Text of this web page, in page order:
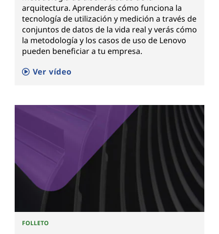
arquitectura. Aprenderás cómo funciona la
tecnología de utilización y medición a través de
conjuntos de datos de la vida real y verás cómo
la metodología y los casos de uso de Lenovo
pueden beneficiar a tu empresa.
Ver vídeo
FOLLETO